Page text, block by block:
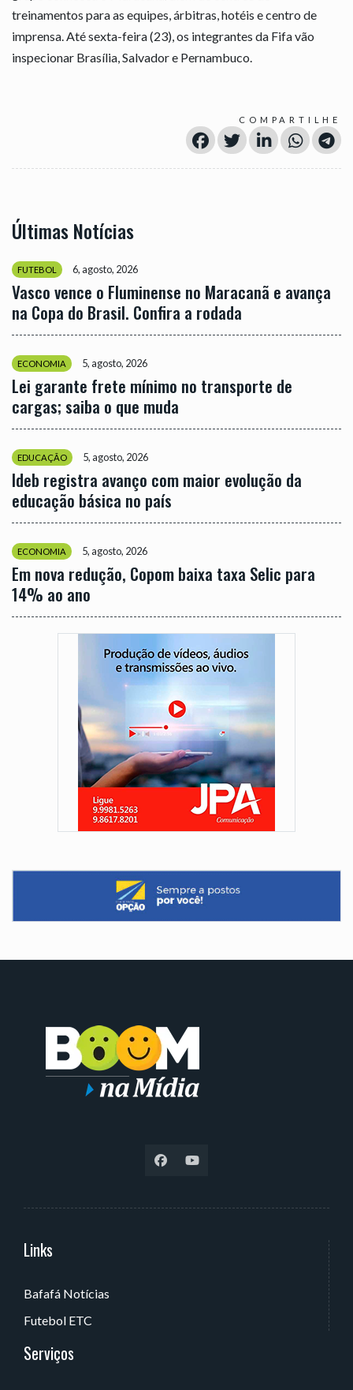
treinamentos para as equipes, árbitras, hotéis e centro de
imprensa. Até sexta-feira (23), os integrantes da Fifa vão
inspecionar Brasília, Salvador e Pernambuco.
COMPARTILHE
Últimas Notícias
FUTEBOL 6, agosto, 2026
Vasco vence o Fluminense no Maracanã e avança
na Copa do Brasil. Confira a rodada
ECONOMIA 5, agosto, 2026
Lei garante frete mínimo no transporte de
cargas; saiba o que muda
EDUCAÇÃO 5, agosto, 2026
Ideb registra avanço com maior evolução da
educação básica no país
ECONOMIA 5, agosto, 2026
Em nova redução, Copom baixa taxa Selic para
14% ao ano
Links
Bafafá Notícias
Futebol ETC
Serviços
Serviços